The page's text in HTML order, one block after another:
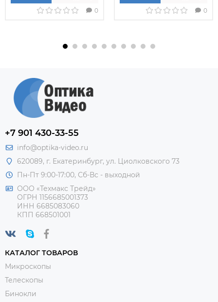
0 0
+7 901 430-33-55
info@optika-video.ru
620089, г. Екатеринбург, ул. Циолковского 73
Пн-Пт 9:00-17:00, Сб-Вс - выходной
ООО «Техмакс Трейд»
ОГРН 1156685001373
ИНН 6685083060
КПП 668501001
КАТАЛОГ ТОВАРОВ
Микроскопы
Телескопы
Бинокли